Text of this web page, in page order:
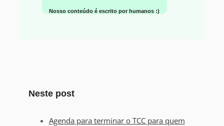
Nosso conteúdo é escrito por humanos :)
Neste post
Agenda para terminar o TCC para quem